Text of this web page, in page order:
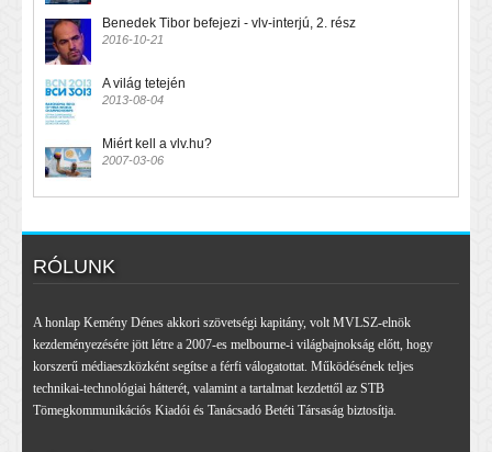
Benedek Tibor befejezi - vlv-interjú, 2. rész
2016-10-21
A világ tetején
2013-08-04
Miért kell a vlv.hu?
2007-03-06
RÓLUNK
A honlap Kemény Dénes akkori szövetségi kapitány, volt MVLSZ-elnök
kezdeményezésére jött létre a 2007-es melbourne-i világbajnokság előtt, hogy
korszerű médiaeszközként segítse a férfi válogatottat. Működésének teljes
technikai-technológiai hátterét, valamint a tartalmat kezdettől az STB
Tömegkommunikációs Kiadói és Tanácsadó Betéti Társaság biztosítja.